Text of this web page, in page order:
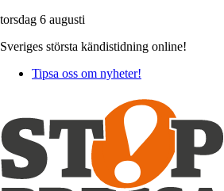
torsdag 6 augusti
Sveriges största kändistidning online!
Tipsa oss om nyheter!